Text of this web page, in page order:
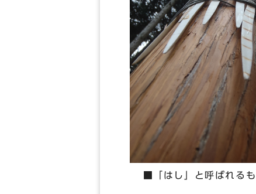
■「はし」と呼ばれるも